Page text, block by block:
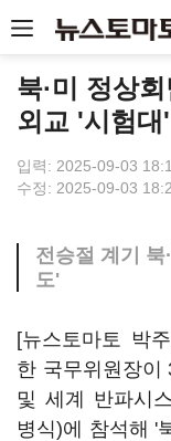
북·미 정상
외교 '시험대'
입력: 2025-09-03
수정: 2025-09-03
전승절 계기
도'
[뉴스토마토 박
한 국무위원장이
및 세계 반파시
병식)에 참석해 '